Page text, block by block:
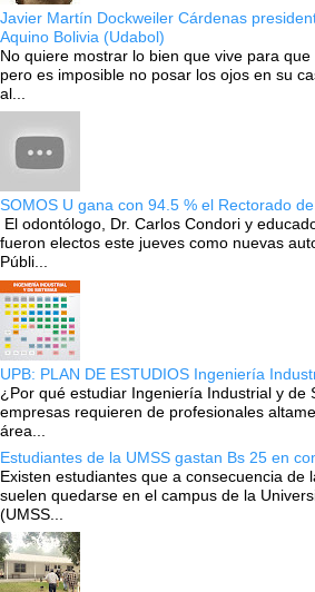
Javier Martín Dockweiler Cárdenas
Aquino Bolivia (Udabol)
No quiere mostrar lo bien que vive para
pero es imposible no posar los ojos en su
al...
SOMOS U gana con 94.5 % el Rectorado
El odontólogo, Dr. Carlos Condori y
fueron electos este jueves como nuevas
Públi...
UPB: PLAN DE ESTUDIOS Ingeniería
¿Por qué estudiar Ingeniería Industrial y de
empresas requieren de profesionales
área...
Estudiantes de la UMSS gastan Bs 25 en
Existen estudiantes que a consecuencia de
suelen quedarse en el campus de la
(UMSS...